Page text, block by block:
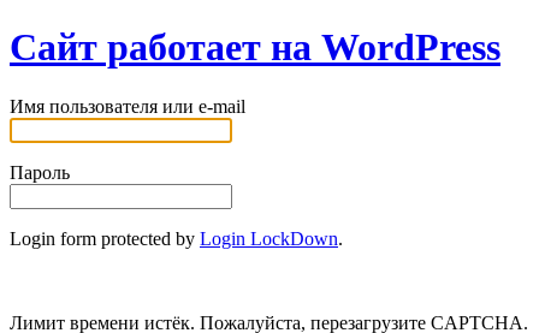
Сайт работает на WordPress
Имя пользователя или e-mail
Пароль
Login form protected by Login LockDown.
Лимит времени истёк. Пожалуйста, перезагрузите CAPTCHA.